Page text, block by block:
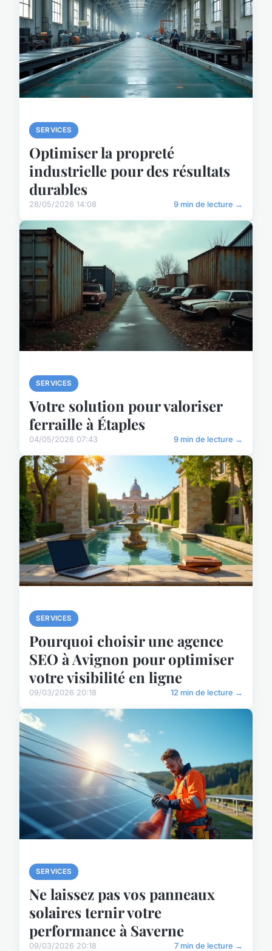
SERVICES
Optimiser la propreté
industrielle pour des résultats
durables
28/05/2026 14:08 9 min de lecture →
SERVICES
Votre solution pour valoriser
ferraille à Étaples
04/05/2026 07:43 9 min de lecture →
SERVICES
Pourquoi choisir une agence
SEO à Avignon pour optimiser
votre visibilité en ligne
09/03/2026 20:18 12 min de lecture →
SERVICES
Ne laissez pas vos panneaux
solaires ternir votre
performance à Saverne
09/03/2026 20:18 7 min de lecture →